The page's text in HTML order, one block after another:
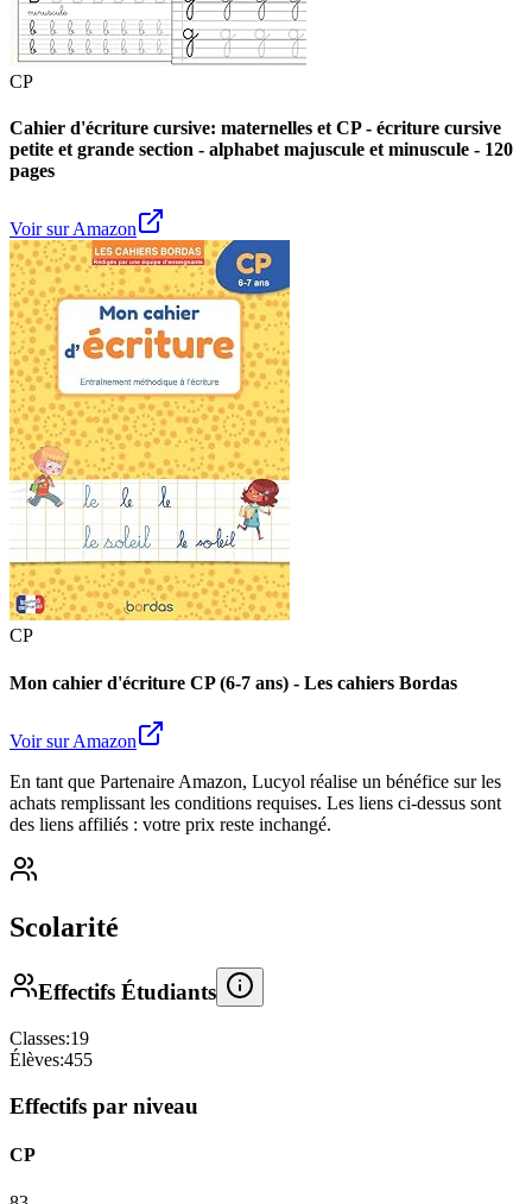
CP
Cahier d'écriture cursive: maternelles et CP - écriture cursive
petite et grande section - alphabet majuscule et minuscule - 120
pages
Voir sur Amazon
CP
Mon cahier d'écriture CP (6-7 ans) - Les cahiers Bordas
Voir sur Amazon
En tant que Partenaire Amazon, Lucyol réalise un bénéfice sur les
achats remplissant les conditions requises. Les liens ci-dessus sont
des liens affiliés : votre prix reste inchangé.
Scolarité
Effectifs Étudiants
Classes:19
Élèves:455
Effectifs par niveau
CP